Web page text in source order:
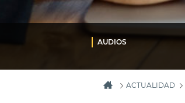
AUDIOS
ACTUALIDAD